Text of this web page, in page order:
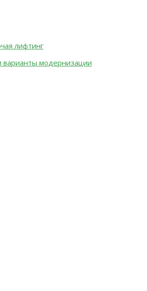
лифтинг
варианты модернизации